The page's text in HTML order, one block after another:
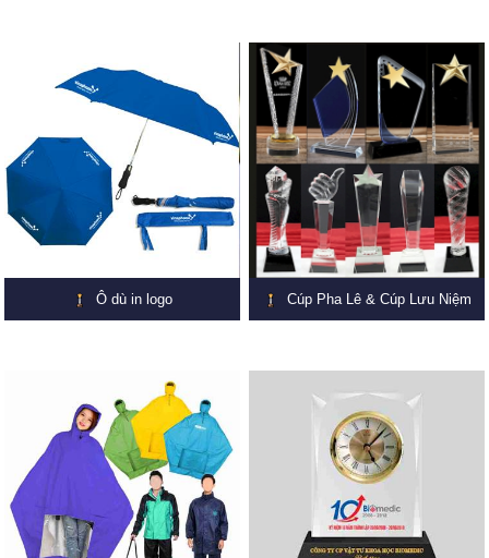
Ô dù in logo Cúp Pha Lê & Cúp Lưu Niệm